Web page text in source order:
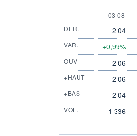
3 AUGUST
03-08
DER.
2,04
VAR. +0,99%
OUV. 2,06
+HAUT 2,06
+BAS 2,04
VOL. 1 336